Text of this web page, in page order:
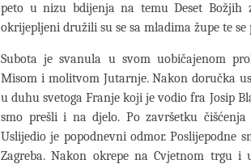
peto u nizu bdijenja na temu Deset Božjih
okrijepljeni družili su se sa mladima župe te
Subota je svanula u svom uobičajenom
Misom i molitvom Jutarnje. Nakon doručka
u duhu svetoga Franje koji je vodio fra Josip
smo prešli i na djelo. Po završetku
Uslijedio je popodnevni odmor. Poslijepodne
Zagreba. Nakon okrepe na Cvjetnom trgu